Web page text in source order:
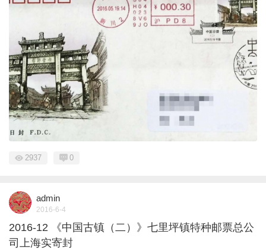
2937 0
admin
2016-6-4
2016-12 《中国古镇（二）》七里坪镇特种邮票总公
司上海实寄封